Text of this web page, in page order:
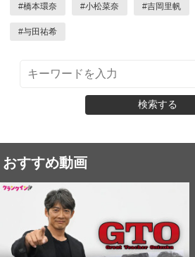
#橋本環奈 #小松菜奈 #吉岡里帆
#与田祐希
検索する
おすすめ動画